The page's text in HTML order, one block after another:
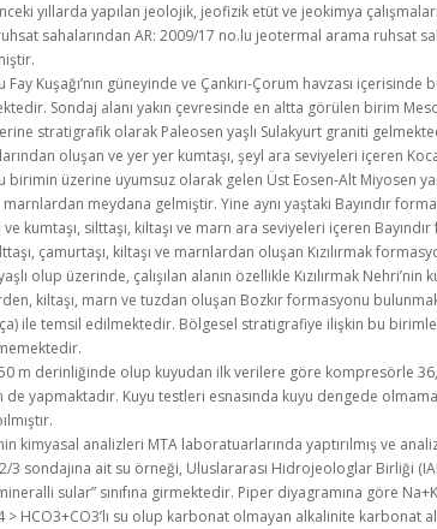
yıllarda yapılan jeolojik, jeofizik etüt ve jeokimya
sahalarından AR: 2009/17 no.lu jeotermal arama ruhsat
Fay Kuşağı’nın güneyinde ve Çankırı-Çorum havzası
Sondaj alanı yakın çevresinde en altta görülen birim
stratigrafik olarak Paleosen yaşlı Sulakyurt graniti
oluşan ve yer yer kumtaşı, şeyl ara seviyeleri içeren
birimin üzerine uyumsuz olarak gelen Üst Eosen-Alt Miyosen
marnlardan meydana gelmiştir. Yine aynı yaştaki Bayındır
kumtaşı, silttaşı, kiltaşı ve marn ara seviyeleri içeren
çamurtaşı, kiltaşı ve marnlardan oluşan Kızılırmak
olup üzerinde, çalışılan alanın özellikle Kızılırmak
kiltaşı, marn ve tuzdan oluşan Bozkır formasyonu
ile temsil edilmektedir. Bölgesel stratigrafiye ilişkin bu
m derinliğinde olup kuyudan ilk verilere göre kompresörle
yapmaktadır. Kuyu testleri esnasında kuyu dengede
kimyasal analizleri MTA laboratuarlarında yaptırılmış ve
sondajına ait su örneği, Uluslararası Hidrojeologlar Birliği
sular” sınıfına girmektedir. Piper diyagramına göre
> HCO3+CO3’lı su olup karbonat olmayan alkalinite karbonat